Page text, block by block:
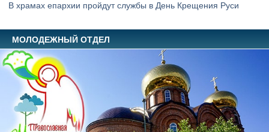
В храмах епархии пройдут службы в День Крещения Руси
МОЛОДЕЖНЫЙ ОТДЕЛ